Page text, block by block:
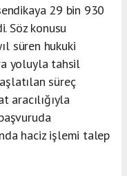
29 bin 930
Söz konusu
süren hukuki
yoluyla tahsil
süreç
aracılığıyla
haciz işlemi talep